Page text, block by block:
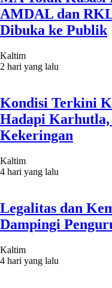
AMDAL dan
Dibuka ke Publik
Kaltim
2 hari yang lalu
Kondisi Terkini
Hadapi Karhutla,
Kekeringan
Kaltim
4 hari yang lalu
Legalitas dan
Dampingi
Kaltim
4 hari yang lalu